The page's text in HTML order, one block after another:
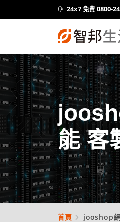
24x7 免費 0800-
能 客
首頁 jooshop網